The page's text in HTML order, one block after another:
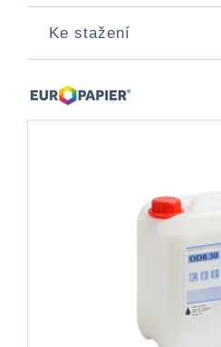
Ke stažení